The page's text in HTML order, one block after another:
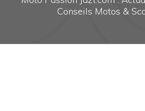
Conseils Motos &